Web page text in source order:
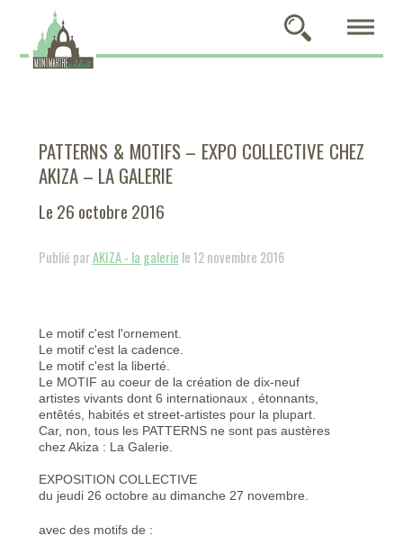
PATTERNS & MOTIFS – EXPO COLLECTIVE CHEZ
AKIZA – LA GALERIE
Le 26 octobre 2016
Publié parAKIZA - la galerie le 12 novembre 2016
Le motif c'est l'ornement.
Le motif c'est la cadence.
Le motif c'est la liberté.
Le MOTIF au coeur de la création de dix-neuf
artistes vivants dont 6 internationaux , étonnants,
entêtés, habités et street-artistes pour la plupart.
Car, non, tous les PATTERNS ne sont pas austères
chez Akiza : La Galerie.
EXPOSITION COLLECTIVE
du jeudi 26 octobre au dimanche 27 novembre.
avec des motifs de :